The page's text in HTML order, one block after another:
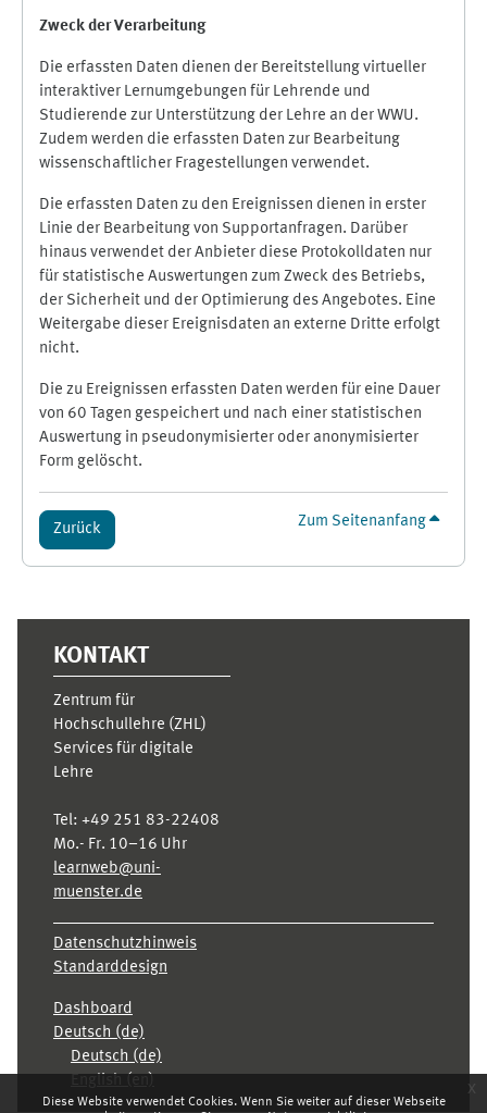
Diese Website verwendet Cookies. Wenn Sie weiter auf dieser Webseite
x
Zweck der Verarbeitung
Die erfassten Daten dienen der Bereitstellung virtueller
interaktiver Lernumgebungen für Lehrende und
Studierende zur Unterstützung der Lehre an der WWU.
Zudem werden die erfassten Daten zur Bearbeitung
wissenschaftlicher Fragestellungen verwendet.
Die erfassten Daten zu den Ereignissen dienen in erster
Linie der Bearbeitung von Supportanfragen. Darüber
hinaus verwendet der Anbieter diese Protokolldaten nur
für statistische Auswertungen zum Zweck des Betriebs,
der Sicherheit und der Optimierung des Angebotes. Eine
Weitergabe dieser Ereignisdaten an externe Dritte erfolgt
nicht.
Die zu Ereignissen erfassten Daten werden für eine Dauer
von 60 Tagen gespeichert und nach einer statistischen
Auswertung in pseudonymisierter oder anonymisierter
Form gelöscht.
Zurück Zum Seitenanfang
KONTAKT
Zentrum für
Hochschullehre (ZHL)
Services für digitale
Lehre
Tel: +49 251 83-22408
Mo.- Fr. 10–16 Uhr
learnweb@uni-
muenster.de
Datenschutzhinweis
Standarddesign
Dashboard
Deutsch ‎(de)‎
Deutsch ‎(de)‎